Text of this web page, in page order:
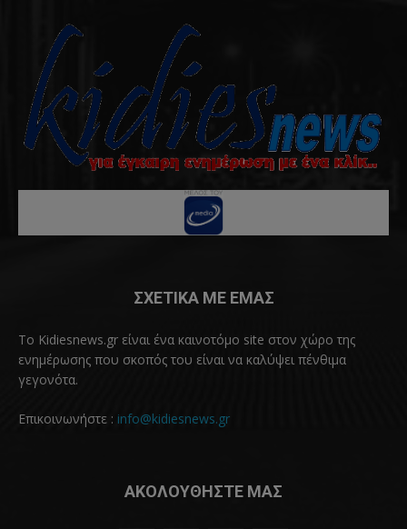
ΣΧΕΤΙΚΑ ΜΕ ΕΜΑΣ
Το Kidiesnews.gr είναι ένα καινοτόμο site στον χώρο της
ενημέρωσης που σκοπός του είναι να καλύψει πένθιμα
γεγονότα.
Επικοινωνήστε : info@kidiesnews.gr
ΑΚΟΛΟΥΘΗΣΤΕ ΜΑΣ